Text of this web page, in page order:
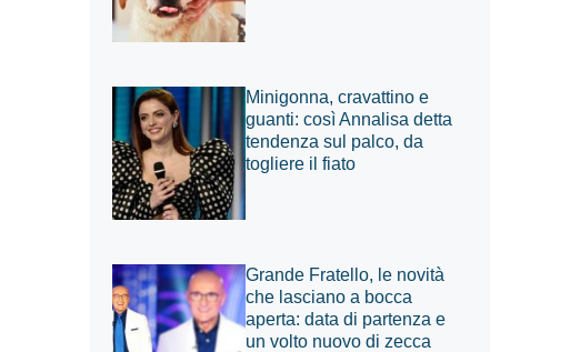
Minigonna, cravattino e
guanti: così Annalisa detta
tendenza sul palco, da
togliere il fiato
Grande Fratello, le novità
che lasciano a bocca
aperta: data di partenza e
un volto nuovo di zecca